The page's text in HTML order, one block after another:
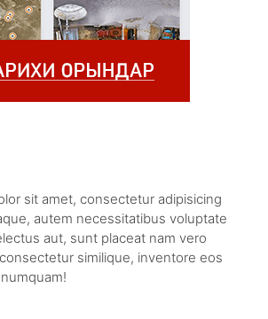
sit amet, consectetur adipisicing
autem necessitatibus voluptate
aut, sunt placeat nam vero
similique, inventore eos